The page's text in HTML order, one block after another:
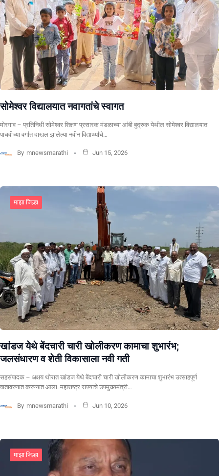
सोमेश्वर विद्यालयात नवागतांचे स्वागत
मोरगाव – प्रतिनिधी सोमेश्वर शिक्षण प्रसारक मंडळाच्या आंबी बुद्रुक येथील सोमेश्वर विद्यालयात
पाचवीच्या वर्गात दाखल झालेल्या नवीन विद्यार्थ्यांचे…
By mnewsmarathi Jun 15, 2026
माझा जिल्हा
खांडज येथे बेंदचारी चारी खोलीकरण कामाचा शुभारंभ;
जलसंधारण व शेती विकासाला नवी गती
सहसंपादक – अक्षय थोरात खांडज येथे बेंदचारी चारी खोलीकरण कामाचा शुभारंभ उत्साहपूर्ण
वातावरणात करण्यात आला. महाराष्ट्र राज्याचे उपमुख्यमंत्री…
By mnewsmarathi Jun 10, 2026
माझा जिल्हा